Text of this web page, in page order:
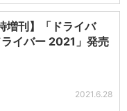
増刊】「ドライバ
イバー 2021」発売
2021.6.28